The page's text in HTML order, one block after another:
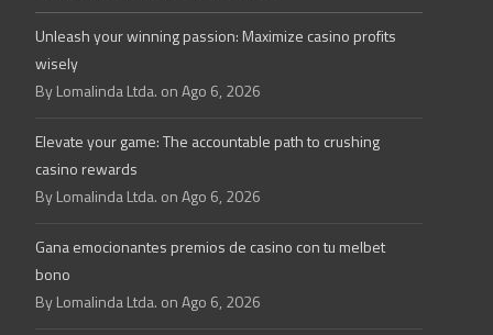
Unleash your winning passion: Maximize casino profits
wisely
By Lomalinda Ltda. on Ago 6, 2026
Elevate your game: The accountable path to crushing
casino rewards
By Lomalinda Ltda. on Ago 6, 2026
Gana emocionantes premios de casino con tu melbet
bono
By Lomalinda Ltda. on Ago 6, 2026